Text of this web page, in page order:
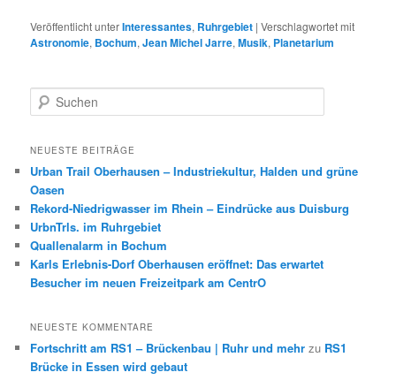
Veröffentlicht unterInteressantes, Ruhrgebiet |Verschlagwortet mit
Astronomie, Bochum,Jean Michel Jarre,Musik, Planetarium
u
h
n
NEUESTE BEITRÄGE
Urban Trail Oberhausen – Industriekultur, Halden und grüne
Oasen
Rekord-Niedrigwasser im Rhein – Eindrücke aus Duisburg
UrbnTrls. im Ruhrgebiet
Quallenalarm in Bochum
Karls Erlebnis-Dorf Oberhausen eröffnet: Das erwartet
Besucher im neuen Freizeitpark am CentrO
NEUESTE KOMMENTARE
Fortschritt am RS1 – Brückenbau | Ruhr und mehr zu RS1
Brücke in Essen wird gebaut